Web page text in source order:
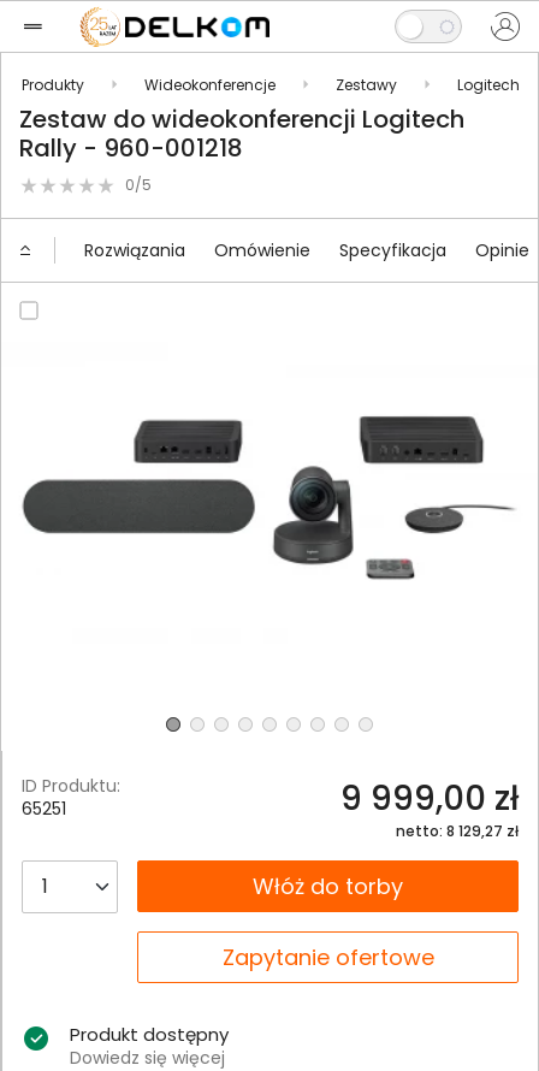
Produkty Wideokonferencje Zestawy Logitech
Zestaw do wideokonferencji Logitech
Rally - 960-001218
0/5
Rozwiązania Omówienie Specyfikacja Opinie
ID Produktu:
65251
9 999,00 zł
netto: 8 129,27 zł
__B2C.PRODUCT.QUANTITYWłóż do torby
Zapytanie ofertowe
Produkt dostępny
Dowiedz się więcej